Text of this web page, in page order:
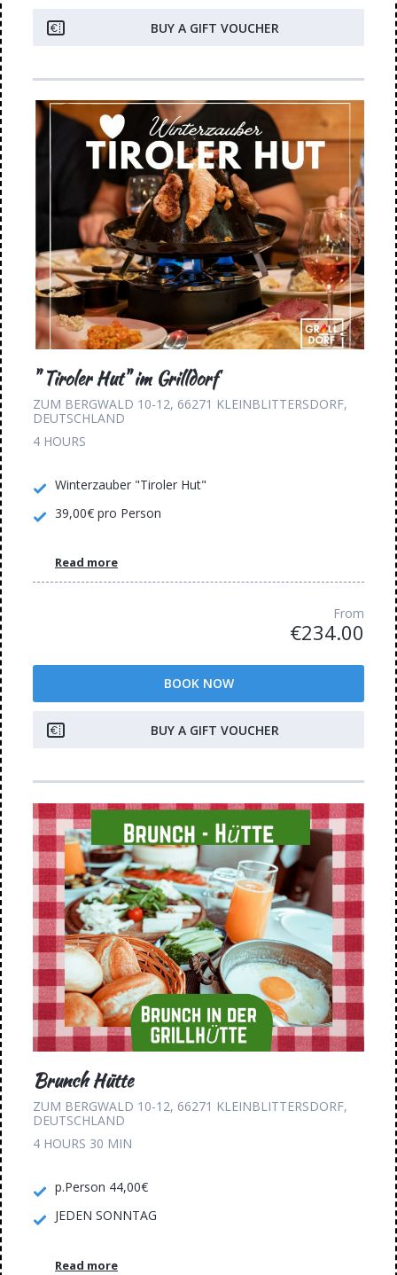
BUY A GIFT VOUCHER
" Tiroler Hut" im Grilldorf
ZUM BERGWALD 10-12, 66271 KLEINBLITTERSDORF,
DEUTSCHLAND
4 HOURS
Winterzauber "Tiroler Hut"
39,00€ pro Person
Read more
From
€234.00
BOOK NOW
BUY A GIFT VOUCHER
Brunch Hütte
ZUM BERGWALD 10-12, 66271 KLEINBLITTERSDORF,
DEUTSCHLAND
4 HOURS 30 MIN
p.Person 44,00€
JEDEN SONNTAG
Read more